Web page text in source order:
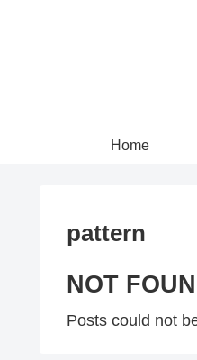
Home
pattern
NOT
Posts could not